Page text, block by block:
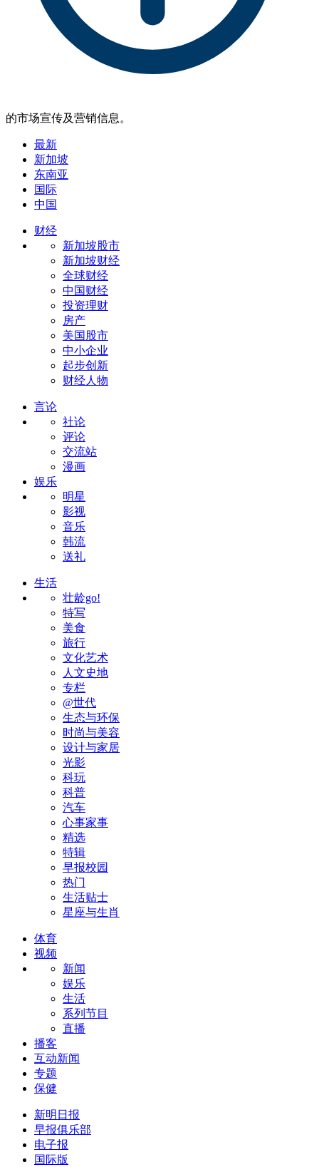
的市场宣传及营销信息。
最新
新加坡
东南亚
国际
中国
财经
新加坡股市
新加坡财经
全球财经
中国财经
投资理财
房产
美国股市
中小企业
起步创新
财经人物
言论
社论
评论
交流站
漫画
娱乐
明星
影视
音乐
韩流
送礼
生活
壮龄go!
特写
美食
旅行
文化艺术
人文史地
专栏
@世代
生态与环保
时尚与美容
设计与家居
光影
科玩
科普
汽车
心事家事
精选
特辑
早报校园
热门
生活贴士
星座与生肖
体育
视频
新闻
娱乐
生活
系列节目
直播
播客
互动新闻
专题
保健
新明日报
早报俱乐部
电子报
国际版